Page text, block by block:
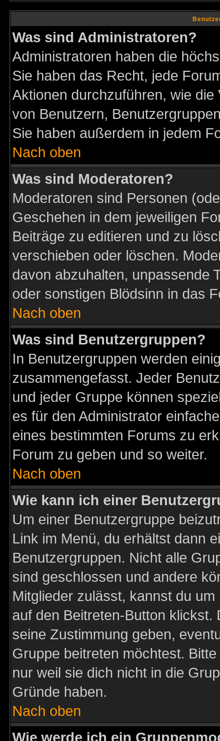
Was sind Administratoren?
Administratoren haben die
Sie haben das Recht, jede
Aktionen durchzuführen, wie
von Benutzern,
Sie haben außerdem in jedem
Nach oben
Was sind Moderatoren?
Moderatoren sind Personen
Geschehen in dem jeweiligen
Beiträge zu editieren und zu
verschieben oder löschen.
davon abzuhalten, unpassende
oder sonstigen Blödsinn in das
Nach oben
Was sind Benutzergruppen?
In Benutzergruppen werden
zusammengefasst. Jeder
und jeder Gruppe können
es für den Administrator
eines bestimmten Forums zu
Forum zu geben und so weiter.
Nach oben
Wie kann ich einer
Um einer Benutzergruppe
Link im Menü, du erhältst dann
Benutzergruppen. Nicht alle
sind geschlossen und andere
Mitglieder zulässt, kannst du
auf den Beitreten-Button
seine Zustimmung geben,
Gruppe beitreten möchtest.
nur weil sie dich nicht in die
Gründe haben.
Nach oben
Wie werde ich ein